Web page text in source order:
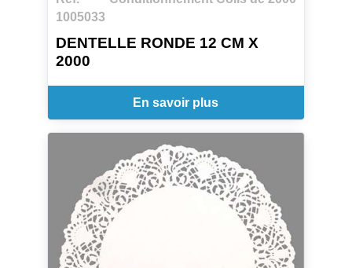
1005033
DENTELLE RONDE 12 CM X
2000
En savoir plus